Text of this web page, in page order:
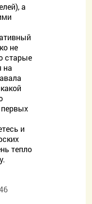
а
не
старые
на
и
тепло